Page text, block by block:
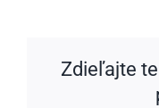
Zdieľajte